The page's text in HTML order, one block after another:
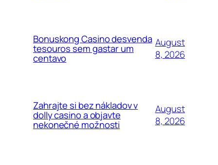
Bonuskong Casino desvenda
tesouros sem gastar um
centavo
August
8, 2026
Zahrajte si bez nákladov v
dolly casino a objavte
nekonečné možnosti
August
8, 2026